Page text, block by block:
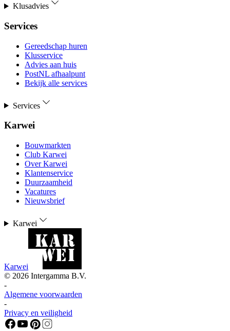
Klusadvies
Services
Gereedschap huren
Klusservice
Advies aan huis
PostNL afhaalpunt
Bekijk alle services
Services
Karwei
Bouwmarkten
Club Karwei
Over Karwei
Klantenservice
Duurzaamheid
Vacatures
Nieuwsbrief
Karwei
Karwei
© 2026 Intergamma B.V.
-
Algemene voorwaarden
-
Privacy en veiligheid